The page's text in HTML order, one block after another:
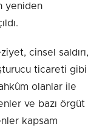
yeniden
cinsel saldırı,
ticareti gibi
olanlar ile
ve bazı örgüt
kapsam